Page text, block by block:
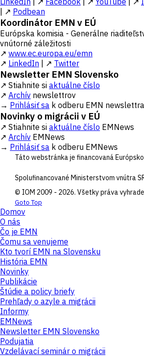
| ↗ Podbean
Koordinátor EMN v EÚ
Európska komisia - Generálne
vnútorné záležitosti
↗ www.ec.europa.eu/emn
↗ LinkedIn | ↗ Twitter
Newsletter EMN Slovensko
↗ Stiahnite si aktuálne číslo
↗ Archív newslettrov
→ Prihlásiť sa k odberu EMN newslettra
Novinky o migrácii v EÚ
↗ Stiahnite si aktuálne číslo EMNews
↗ Archív EMNews
→ Prihlásiť sa k odberu EMNews
Táto webstránka je financovaná
Spolufinancované Ministerstvom vnútra
© IOM 2009 - 2026. Všetky práva
Goto Top
Domov
O nás
Čo je EMN
Čomu sa venujeme
Kto tvorí EMN na Slovensku
História EMN
Novinky
Publikácie
Štúdie a policy briefy
Prehľady o azyle a migrácii
Informy
EMNews
Newsletter EMN Slovensko
Podujatia
Vzdelávací seminár o migrácii